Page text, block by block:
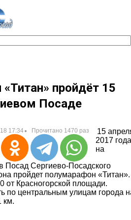
пройдёт 15
Посаде
17:34 Прочитано 1470 раз
15
2017 года
на
Посад Сергиево-Посадского
пройдет полумарафон «Титан».
от Красногорской площади.
по центральным улицам города
км.